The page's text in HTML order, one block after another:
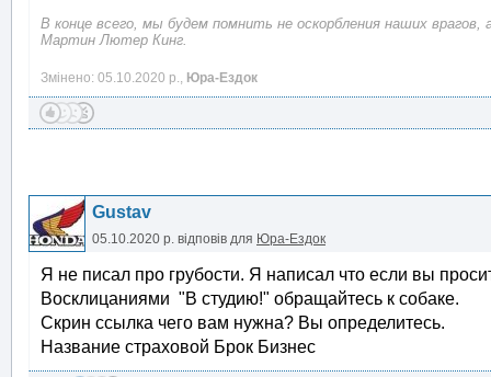
В конце всего, мы будем помнить не оскорбления наших врагов,
Мартин Лютер Кинг.
Змінено: 05.10.2020 р., Юра-Ездок
Gustav
05.10.2020 р. відповів для Юра-Ездок
Я не писал про грубости. Я написал что если вы
Восклицаниями "В студию!" обращайтесь к собаке.
Скрин ссылка чего вам нужна? Вы определитесь.
Название страховой Брок Бизнес